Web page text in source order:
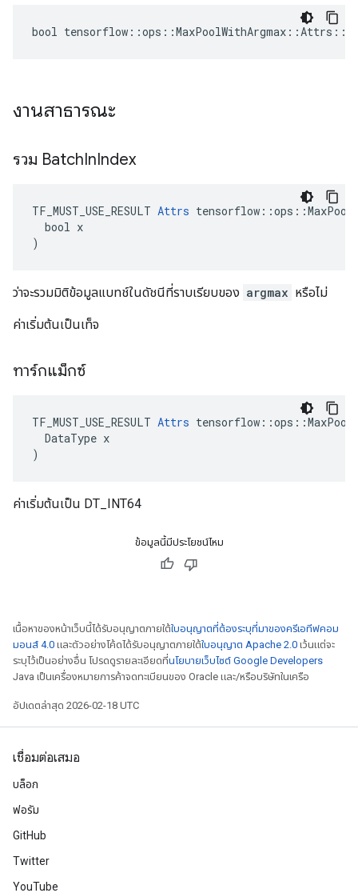
bool
งานสาธารณะ
รวม BatchInIndex
TF_MUST_USE_RESULT Attrs
  bool x
)
ว่าจะรวมมิติข้อมูลแบทช์ในดัชนีที่ราบเรียบของ argmax หรือไม่
ค่าเริ่มต้นเป็นเท็จ
ทาร์กแม็กซ์
TF_MUST_USE_RESULT Attrs
  DataType x
)
ค่าเริ่มต้นเป็น DT_INT64
ข้อมูลนี้มีประโยชน์ไหม
เนื้อหาของหน้าเว็บนี้ได้รับอนุญาตภายใต้ใบอนุญาตที่ต้องระบุที่มาของครีเอทีฟคอม
มอนส์ 4.0 และตัวอย่างโค้ดได้รับอนุญาตภายใต้ใบอนุญาต Apache 2.0 เว้นแต่จะ
ระบุไว้เป็นอย่างอื่น โปรดดูรายละเอียดที่นโยบายเว็บไซต์ Google Developers
Java เป็นเครื่องหมายการค้าจดทะเบียนของ Oracle และ/หรือบริษัทในเครือ
อัปเดตล่าสุด 2026-02-18 UTC
เชื่อมต่อเสมอ
บล็อก
ฟอรัม
GitHub
Twitter
YouTube